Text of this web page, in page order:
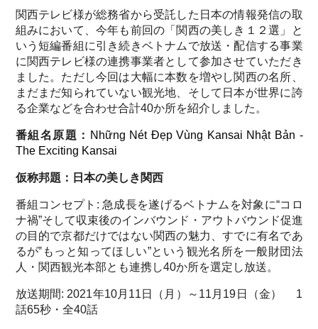
関西テレビ様が総務省から受託した日本の情報発信の取
組みにおいて、今年も前回の「関西の美しき１２選」と
いう短編番組に引き続きベトナムで放送・配信する事業
に関西テレビ様の連携事業者として参加させていただき
ました。ただし今回は大幅に本数を増やし関西の名所、
まだまだ知られていない観光地、そして日本が世界に誇
る企業などを合わせ合計40か所を紹介しました。
番組名原題： Những Nét Đẹp Vùng Kansai Nhật Bản -
The Exciting Kansai
仮称邦題：日本の美しき関西
番組コンセプト: 急成長を遂げるベトナムを対象に“コロ
ナ禍”そして収束後のインバウンド・アウトバウンド促進
の目的で京都だけではない関西の魅力、すでに有名であ
るが‟もっと知ってほしい”という観光名所を一般財団法
人・関西観光本部とも連携し40か所を選定し放送。
放送期間: 2021年10月11日（月）～11月19日（金） 1
話65秒・全40話